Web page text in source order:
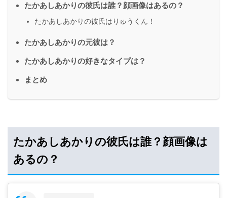
たかあしあかりの彼氏は誰？顔画像はあるの？
たかあしあかりの彼氏はりゅうくん！
たかあしあかりの元彼は？
たかあしあかりの好きなタイプは？
まとめ
たかあしあかりの彼氏は誰？顔画像は
あるの？